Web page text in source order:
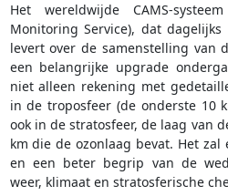
Het wereldwijde CAMS-
Monitoring Service), dat
levert over de samenstelling van
een belangrijke upgrade
niet alleen rekening met
in de troposfeer (de onderste 10
ook in de stratosfeer, de laag van
km die de ozonlaag bevat. Het
en een beter begrip van de
weer, klimaat en stratosferische